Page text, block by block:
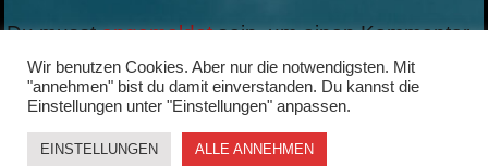
Du musstangemeldetsein, um einen Kommentar
abzugeben.
Wir benutzen Cookies. Aber nur die notwendigsten. Mit
"annehmen" bist du damit einverstanden. Du kannst die
Einstellungen unter "Einstellungen" anpassen.
EINSTELLUNGEN ALLE ANNEHMEN